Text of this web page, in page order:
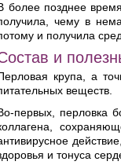
более позднее
чему в
и получила
и
крупа, а
веществ.
первых, перловка
и тонуса